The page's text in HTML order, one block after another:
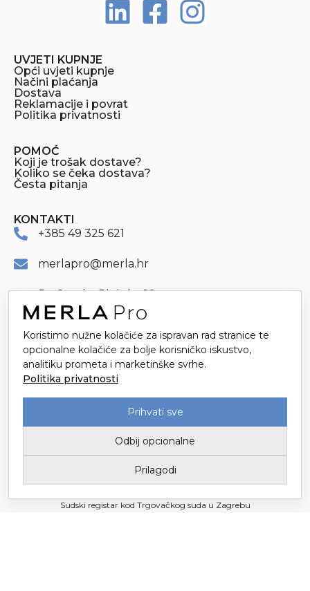
UVJETI KUPNJE
Opći uvjeti kupnje
Načini plaćanja
Dostava
Reklamacije i povrat
Politika privatnosti
POMOĆ
Koji je trošak dostave?
Koliko se čeka dostava?
Česta pitanja
KONTAKTI
+385 49 325 621
merlapro@merla.hr
Dr. Stanka Pinjuha 16
49214 Veliko Trgovišće
Sudski registar kod Trgovačkog suda u Zagrebu
Koristimo nužne kolačiće za ispravan rad stranice te
opcionalne kolačiće za bolje korisničko iskustvo,
analitiku prometa i marketinške svrhe.
Politika privatnosti
Prihvati sve
Odbij opcionalne
Prilagodi